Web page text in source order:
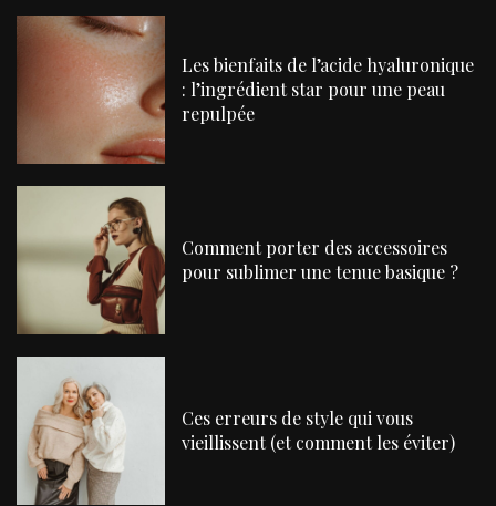
Les bienfaits de l’acide hyaluronique
: l’ingrédient star pour une peau
repulpée
Comment porter des accessoires
pour sublimer une tenue basique ?
Ces erreurs de style qui vous
vieillissent (et comment les éviter)